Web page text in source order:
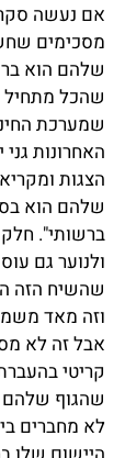
אם נעשה סקר
מסכימים
שלהם הוא
שהכל מתחיל
שמערכת
האחרונות
הצגות
שלהם הוא
ברשותי". חלק
ולנוער גם
שהשיח הזה
וזה מאד
אבל זה לא
קריטי
שהגוף שלהם
לא מחברים